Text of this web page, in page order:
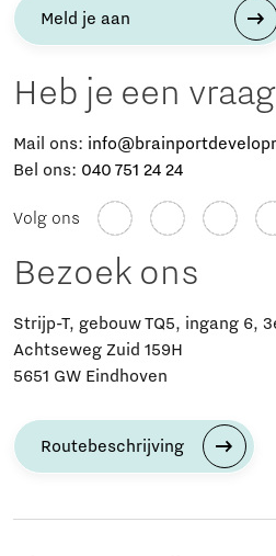
Meld je aan
Heb je een
Mail ons:
Bel ons: 040 751 24 24
Volg ons
Bezoek ons
Strijp-T, gebouw TQ5, ingang 6,
Achtseweg Zuid 159H
5651 GW Eindhoven
Routebeschrijving